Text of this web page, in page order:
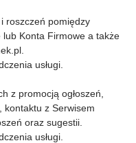
roszczeń pomiędzy
lub Konta Firmowe a także
usługi.
z promocją ogłoszeń,
kontaktu z Serwisem
oraz sugestii.
usługi.